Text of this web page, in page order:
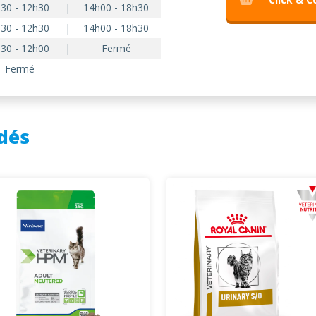
- 12h30
|
14h00 - 18h30
- 12h30
|
14h00 - 18h30
- 12h00
|
Fermé
Fermé